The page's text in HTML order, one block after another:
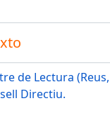
de Lectura
Directiu.